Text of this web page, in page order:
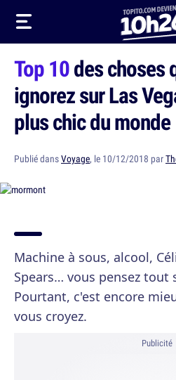
Top 10des choses
ignorez sur Las
plus chic du monde
Publié dansVoyage, le 10/12/2018 par
Machine à sous, alcool,
Spears… vous pensez tout
Pourtant, c'est encore
vous croyez.
Publicité